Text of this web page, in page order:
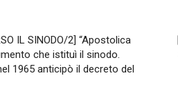
IL SINODO/2] “Apostolica
che istituì il sinodo.
1965 anticipò il decreto del